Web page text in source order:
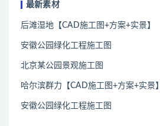
最新素材
后滩湿地【CAD施工图+方案+实景】
安徽公园绿化工程施工图
北京某公园景观施工图
哈尔滨群力【CAD施工图+方案+实景】
安徽公园绿化工程施工图